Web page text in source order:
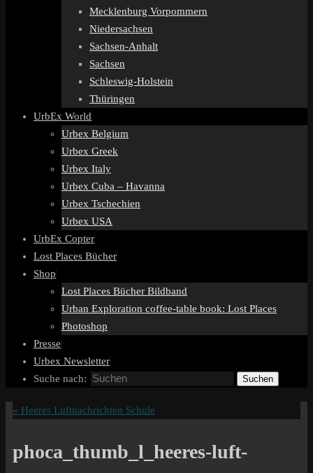
Mecklenburg Vorpommern
Niedersachsen
Sachsen-Anhalt
Sachsen
Schleswig-Holstein
Thüringen
UrbEx World
Urbex Belgium
Urbex Greek
Urbex Italy
Urbex Cuba – Havanna
Urbex Tschechien
Urbex USA
UrbEx Copter
Lost Places Bücher
Shop
Lost Places Bücher Bildband
Urban Exploration coffee-table book: Lost Places
Photoshop
Presse
Urbex Newsletter
Suche nach:
Suchen
« Heeres Luftnachrichten Schule
phoca_thumb_l_heeres-luft-